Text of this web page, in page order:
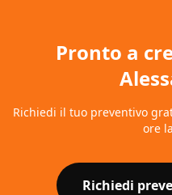
Pronto a
Richiedi il tuo preventivo
ore
Richiedi